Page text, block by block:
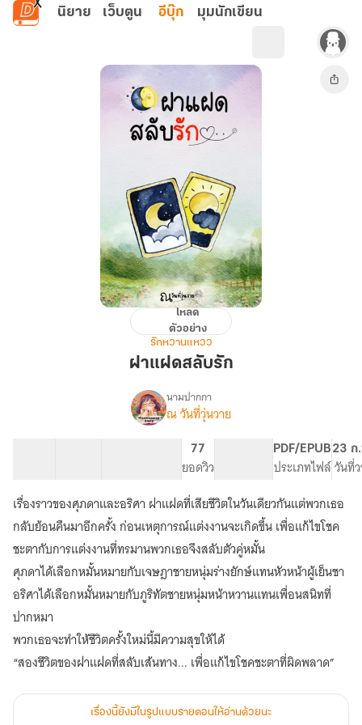
ข้ามไปยังเนื้อหาหลัก
นิยาย เว็บตูน อีบุ๊ก มุมนักเขียน
ฝาแฝด
โหลด
ตัวอย่าง
รักหวานแหวว
ฝาแฝดสลับรัก
เรื่อง
ฝาแฝด
สลับ
รัก
นามปากกา
ณ วันที่วุ่นวาย
77
ยอดวิว
PDF/EPUB
ประเภทไฟล์
23 ก
วันที่
เรื่องราวของศุภดาและอริศา ฝาแฝดที่เสียชีวิตในวันเดียวกันแต่พวกเธอ
กลับย้อนคืนมาอีกครั้ง ก่อนเหตุการณ์แต่งงานจะเกิดขึ้น เพื่อแก้ไขโชค
ชะตากับการแต่งงานที่ทรมานพวกเธอจึงสลับตัวคู่หมั้น
ศุภดาได้เลือกหมั้นหมายกับเจษฎาชายหนุ่มร่างยักษ์แทนหัวหน้าผู้เย็นชา
อริศาได้เลือกหมั้นหมายกับภูริทัตชายหนุ่มหน้าหวานแทนเพื่อนสนิทที่
ปากหมา
พวกเธอจะทำให้ชีวิตครั้งใหม่นี้มีความสุขให้ได้
เรื่องนี้ยังมีในรูปแบบรายตอนให้อ่านด้วยนะ